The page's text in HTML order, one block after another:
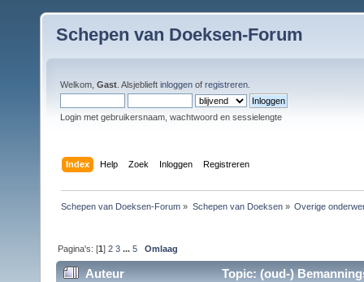
Schepen van Doeksen-Forum
Welkom, Gast . Alsjeblieft inloggen of registreren
Login met gebruikersnaam, wachtwoord en sessielengte
Index Help Zoek Inloggen Registreren
Schepen van Doeksen-Forum » Schepen van Doeksen» Overige
Pagina's: [1]2 3 ...5 Omlaag
Auteur Topic: (oud-)